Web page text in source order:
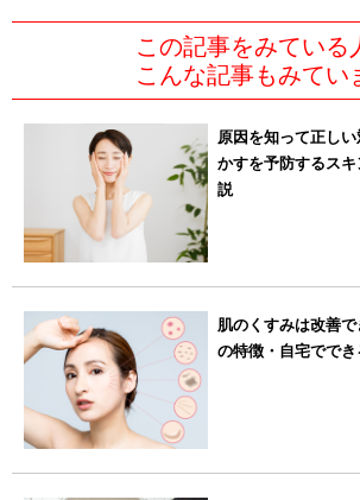
この記事をみている
こんな記事もみてい
原因を知って正し
かすを予防するス
説
肌のくすみは改善
の特徴・自宅でで